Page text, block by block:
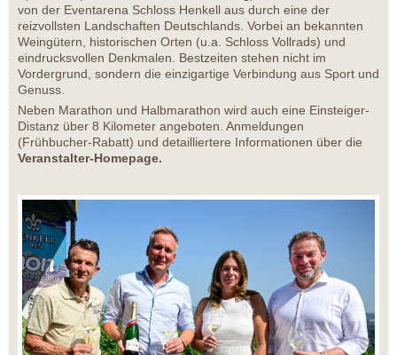
von der Eventarena Schloss Henkell aus durch eine der
reizvollsten Landschaften Deutschlands. Vorbei an bekannten
Weingütern, historischen Orten (u.a. Schloss Vollrads) und
eindrucksvollen Denkmalen. Bestzeiten stehen nicht im
Vordergrund, sondern die einzigartige Verbindung aus Sport und
Genuss.
Neben Marathon und Halbmarathon wird auch eine Einsteiger-
Distanz über 8 Kilometer angeboten. Anmeldungen
(Frühbucher-Rabatt) und detailliertere Informationen über die
Veranstalter-Homepage.